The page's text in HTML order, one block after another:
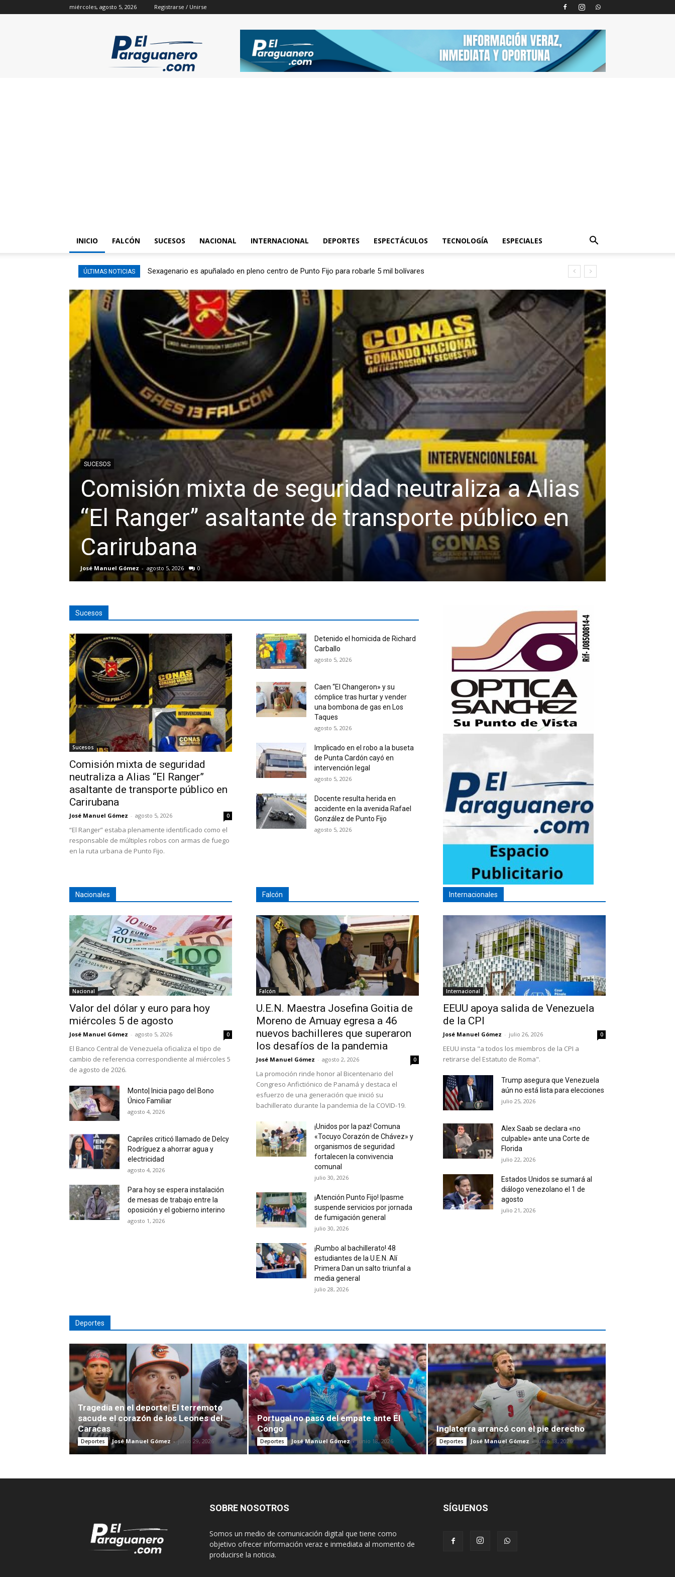
miércoles, agosto 5, 2026 Registrarse / Unirse
INICIO FALCÓN SUCESOS NACIONAL INTERNACIONAL DEPORTES ESPECTÁCULOS TECNOLOGÍA ESPECIALES
ÚLTIMAS NOTICIAS Sexagenario es apuñalado en pleno centro de Punto Fijo para robarle 5 mil bolívares
SUCESOS
Comisión mixta de seguridad neutraliza a Alias
“El Ranger” asaltante de transporte público en
Carirubana
José Manuel Gómez - agosto 5, 2026 0
Sucesos
Sucesos
Comisión mixta de seguridad
neutraliza a Alias “El Ranger”
asaltante de transporte público en
Carirubana
José Manuel Gómez - agosto 5, 2026 0
“El Ranger” estaba plenamente identificado como el
responsable de múltiples robos con armas de fuego
en la ruta urbana de Punto Fijo.
Detenido el homicida de Richard
Carballo
agosto 5, 2026
Caen “El Changeron» y su
cómplice tras hurtar y vender
una bombona de gas en Los
Taques
agosto 5, 2026
Implicado en el robo a la buseta
de Punta Cardón cayó en
intervención legal
agosto 5, 2026
Docente resulta herida en
accidente en la avenida Rafael
González de Punto Fijo
agosto 5, 2026
Nacionales
Nacional
Valor del dólar y euro para hoy
miércoles 5 de agosto
José Manuel Gómez - agosto 5, 2026 0
El Banco Central de Venezuela oficializa el tipo de
cambio de referencia correspondiente al miércoles 5
de agosto de 2026.
Monto| Inicia pago del Bono
Único Familiar
agosto 4, 2026
Capriles criticó llamado de Delcy
Rodríguez a ahorrar agua y
electricidad
agosto 4, 2026
Para hoy se espera instalación
de mesas de trabajo entre la
oposición y el gobierno interino
agosto 1, 2026
Falcón
Falcón
U.E.N. Maestra Josefina Goitia de
Moreno de Amuay egresa a 46
nuevos bachilleres que superaron
los desafíos de la pandemia
José Manuel Gómez - agosto 2, 2026 0
La promoción rinde honor al Bicentenario del
Congreso Anfictiónico de Panamá y destaca el
esfuerzo de una generación que inició su
bachillerato durante la pandemia de la COVID-19.
¡Unidos por la paz! Comuna
«Tocuyo Corazón de Chávez» y
organismos de seguridad
fortalecen la convivencia
comunal
julio 30, 2026
¡Atención Punto Fijo! Ipasme
suspende servicios por jornada
de fumigación general
julio 30, 2026
¡Rumbo al bachillerato! 48
estudiantes de la U.E.N. Alí
Primera Dan un salto triunfal a
media general
julio 28, 2026
Internacionales
Internacional
EEUU apoya salida de Venezuela
de la CPI
José Manuel Gómez - julio 26, 2026 0
EEUU insta "a todos los miembros de la CPI a
retirarse del Estatuto de Roma".
Trump asegura que Venezuela
aún no está lista para elecciones
julio 25, 2026
Alex Saab se declara «no
culpable» ante una Corte de
Florida
julio 22, 2026
Estados Unidos se sumará al
diálogo venezolano el 1 de
agosto
julio 21, 2026
Deportes
Tragedia en el deporte| El terremoto
sacude el corazón de los Leones del
Caracas
Deportes José Manuel Gómez - junio 29, 2026
Portugal no pasó del empate ante El
Congo
Deportes José Manuel Gómez - junio 18, 2026
Inglaterra arrancó con el pie derecho
Deportes José Manuel Gómez - junio 18, 2026
SOBRE NOSOTROS
Somos un medio de comunicación digital que tiene como
objetivo ofrecer información veraz e inmediata al momento de
producirse la noticia.
SÍGUENOS